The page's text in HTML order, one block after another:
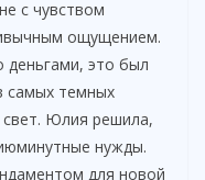
с чувством
ощущением.
деньгами, это был
самых темных
Юлия решила,
нужды.
для новой